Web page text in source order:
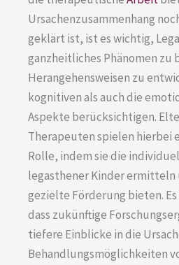
Ursachenzusammenhang
geklärt ist, ist es wichtig,
ganzheitliches Phänomen zu
Herangehensweisen zu
kognitiven als auch die
Aspekte berücksichtigen.
Therapeuten spielen hierbei
Rolle, indem sie die
legasthener Kinder ermitteln
gezielte Förderung bieten.
dass zukünftige
tiefere Einblicke in die
Behandlungsmöglichkeiten